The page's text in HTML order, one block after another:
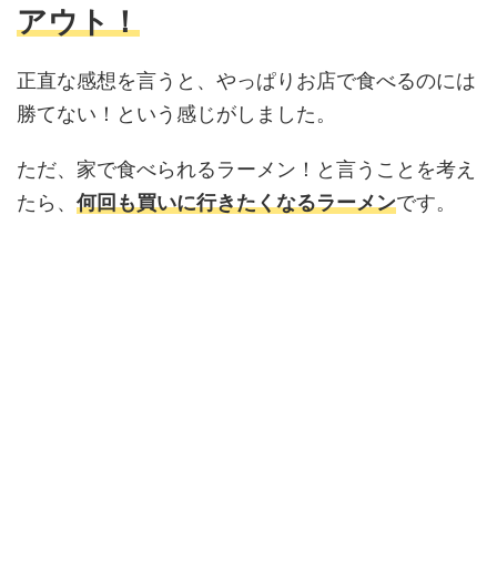
アウト！
正直な感想を言うと、やっぱりお店で食べるのには
勝てない！という感じがしました。
ただ、家で食べられるラーメン！と言うことを考え
たら、 何回も買いに行きたくなるラーメンです。